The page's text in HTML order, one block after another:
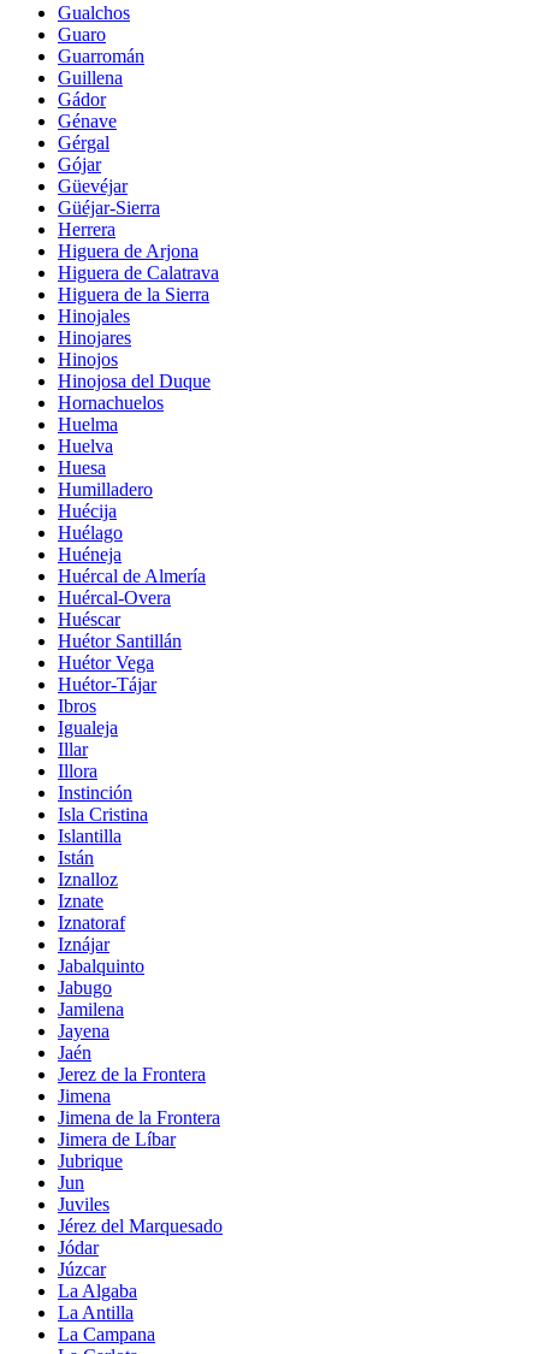
Gualchos
Guaro
Guarromán
Guillena
Gádor
Génave
Gérgal
Gójar
Güevéjar
Güéjar-Sierra
Herrera
Higuera de Arjona
Higuera de Calatrava
Higuera de la Sierra
Hinojales
Hinojares
Hinojos
Hinojosa del Duque
Hornachuelos
Huelma
Huelva
Huesa
Humilladero
Huécija
Huélago
Huéneja
Huércal de Almería
Huércal-Overa
Huéscar
Huétor Santillán
Huétor Vega
Huétor-Tájar
Ibros
Igualeja
Illar
Illora
Instinción
Isla Cristina
Islantilla
Istán
Iznalloz
Iznate
Iznatoraf
Iznájar
Jabalquinto
Jabugo
Jamilena
Jayena
Jaén
Jerez de la Frontera
Jimena
Jimena de la Frontera
Jimera de Líbar
Jubrique
Jun
Juviles
Jérez del Marquesado
Jódar
Júzcar
La Algaba
La Antilla
La Campana